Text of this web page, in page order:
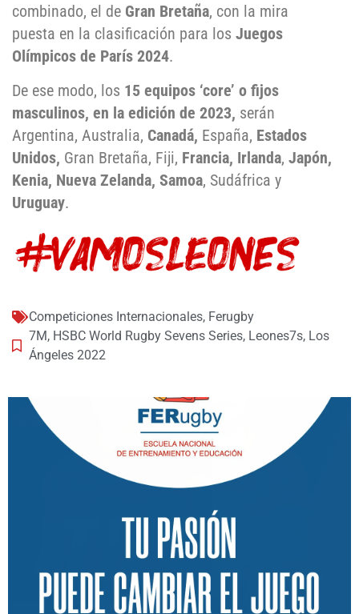
combinado, el de Gran Bretaña, con la mira
puesta en la clasificación para los Juegos
Olímpicos de París 2024.
De ese modo, los 15 equipos ‘core’ o fijos
masculinos, en la edición de 2023, serán
Argentina, Australia, Canadá, España, Estados
Unidos, Gran Bretaña, Fiji, Francia, Irlanda, Japón,
Kenia, Nueva Zelanda, Samoa, Sudáfrica y
Uruguay.
Competiciones Internacionales, Ferugby
7M, HSBC World Rugby Sevens Series, Leones7s, Los
Ángeles 2022